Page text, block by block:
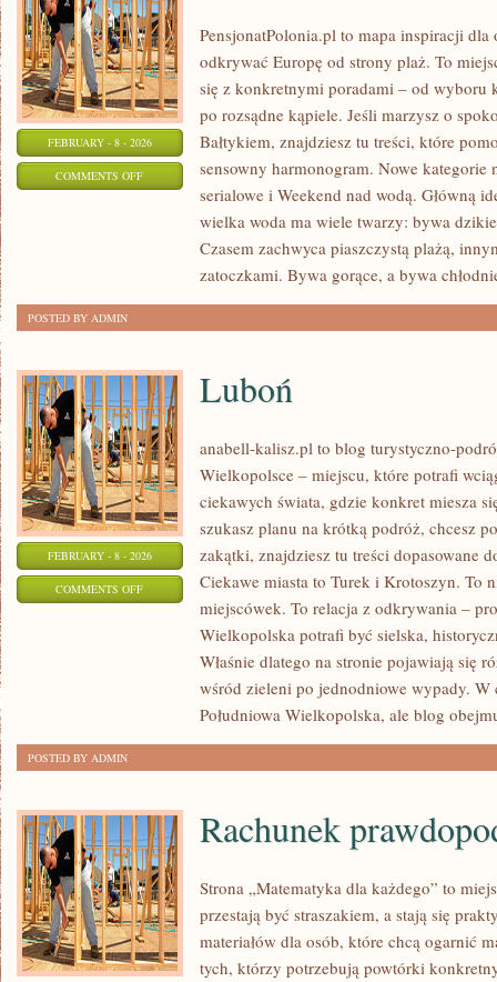
FEBRUARY - 8 - 2026
COMMENTS OFFON
PensjonatPolonia.pl to mapa inspiracji
odkrywać Europę od strony plaż. To
się z konkretnymi poradami – od wyboru
po rozsądne kąpiele. Jeśli marzysz o
Bałtykiem, znajdziesz tu treści, które
sensowny harmonogram. Nowe kategorie
serialowe i Weekend nad wodą. Główną
wielka woda ma wiele twarzy: bywa
Czasem zachwyca piaszczystą plażą,
zatoczkami. Bywa gorące, a bywa
POSTED BY ADMIN
FEBRUARY - 8 - 2026
COMMENTS OFFON
Luboń
anabell-kalisz.pl to blog turystyczno-
Wielkopolsce – miejscu, które potrafi
ciekawych świata, gdzie konkret miesza
szukasz planu na krótką podróż, chcesz
zakątki, znajdziesz tu treści dopasowane
Ciekawe miasta to Turek i Krotoszyn. To
miejscówek. To relacja z odkrywania –
Wielkopolska potrafi być sielska,
Właśnie dlatego na stronie pojawiają się
wśród zieleni po jednodniowe wypady. W
Południowa Wielkopolska, ale blog
POSTED BY ADMIN
Rachunek
Strona „Matematyka dla każdego” to
przestają być straszakiem, a stają się
materiałów dla osób, które chcą ogarnić
tych, którzy potrzebują powtórki